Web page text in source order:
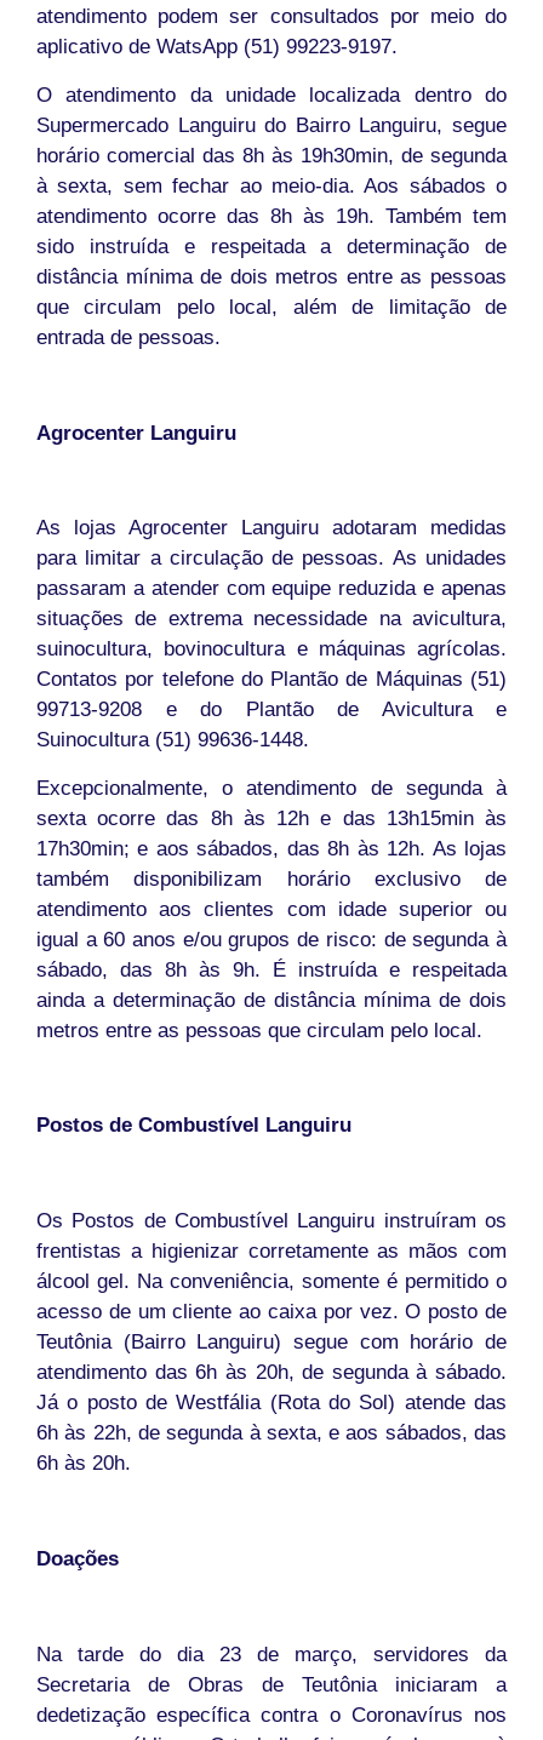
atendimento podem ser consultados por meio do
aplicativo de WatsApp (51) 99223-9197.
O atendimento da unidade localizada dentro do
Supermercado Languiru do Bairro Languiru, segue
horário comercial das 8h às 19h30min, de segunda
à sexta, sem fechar ao meio-dia. Aos sábados o
atendimento ocorre das 8h às 19h. Também tem
sido instruída e respeitada a determinação de
distância mínima de dois metros entre as pessoas
que circulam pelo local, além de limitação de
entrada de pessoas.
Agrocenter Languiru
As lojas Agrocenter Languiru adotaram medidas
para limitar a circulação de pessoas. As unidades
passaram a atender com equipe reduzida e apenas
situações de extrema necessidade na avicultura,
suinocultura, bovinocultura e máquinas agrícolas.
Contatos por telefone do Plantão de Máquinas (51)
99713-9208 e do Plantão de Avicultura e
Suinocultura (51) 99636-1448.
Excepcionalmente, o atendimento de segunda à
sexta ocorre das 8h às 12h e das 13h15min às
17h30min; e aos sábados, das 8h às 12h. As lojas
também disponibilizam horário exclusivo de
atendimento aos clientes com idade superior ou
igual a 60 anos e/ou grupos de risco: de segunda à
sábado, das 8h às 9h. É instruída e respeitada
ainda a determinação de distância mínima de dois
metros entre as pessoas que circulam pelo local.
Postos de Combustível Languiru
Os Postos de Combustível Languiru instruíram os
frentistas a higienizar corretamente as mãos com
álcool gel. Na conveniência, somente é permitido o
acesso de um cliente ao caixa por vez. O posto de
Teutônia (Bairro Languiru) segue com horário de
atendimento das 6h às 20h, de segunda à sábado.
Já o posto de Westfália (Rota do Sol) atende das
6h às 22h, de segunda à sexta, e aos sábados, das
6h às 20h.
Doações
Na tarde do dia 23 de março, servidores da
Secretaria de Obras de Teutônia iniciaram a
dedetização específica contra o Coronavírus nos